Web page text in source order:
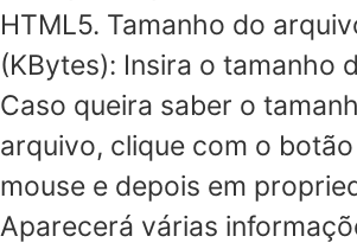
HTML5. Tamanho do
(KBytes): Insira o tamanho
Caso queira saber o
arquivo, clique com o
mouse e depois em
Aparecerá várias